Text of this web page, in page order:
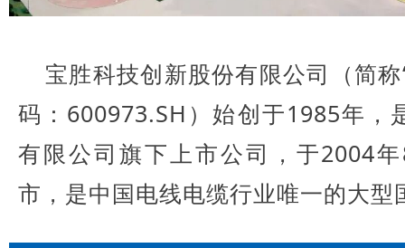
宝胜科技创新股份有限公司（简
码：600973.SH）始创于1985年，
有限公司旗下上市公司，于2004
市，是中国电线电缆行业唯一的大型